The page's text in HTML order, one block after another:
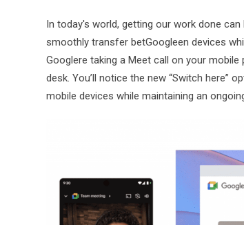
In today's world, getting our work done
smoothly transfer betGoogleen devices
Googlere taking a Meet call on your
desk. You’ll notice the new “Switch here”
mobile devices while maintaining an